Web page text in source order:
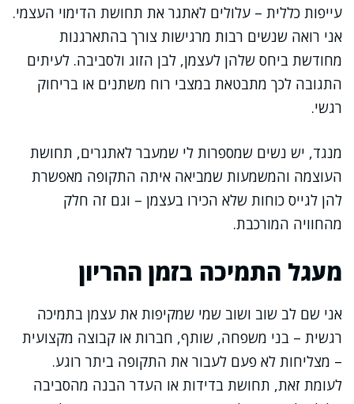
עייפות כללית – עלולים לאתגר את תחושת הדימוי העצמי.
אני רואה שנשים רבות מרגישות צורך בהתארגנות
מחודשת ביחס שלהן לעצמן, לבן הזוג ולסביבה. לעיתים
התגובה לכך מתבטאת במצבי רוח משתנים או בריחוק
רגשי.
מנגד, יש נשים שמספרות לי שמעבר לאתגרים, תחושת
העוצמה והמשמעות שמביאה איתה התקופה מאפשרת
להן לגייס כוחות שלא הכירו בעצמן – וגם זה חלק
מהחוויה המורכבת.
מעגל התמיכה בזמן ההריון
אני שם לב שוב ושוב שמי שמקיפות את עצמן בתמיכה
רגשית – בני משפחה, שותף, חברות או קבוצה מקצועית
– מצליחות לא פעם לעבור את התקופה ביתר רוגע.
לעומת זאת, תחושת בדידות או העדר הבנה מהסביבה